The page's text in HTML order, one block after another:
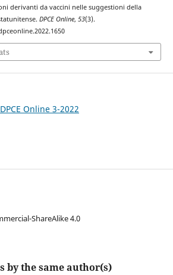
derivanti da vaccini nelle suggestioni della
DPCE Online, 53(3).
Online 3-2022
ShareAlike 4.0
by the same author(s)